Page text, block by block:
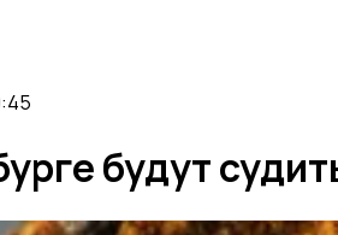
будут